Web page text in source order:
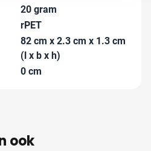
20 gram
rPET
82 cm x 2.3 cm x 1.3 cm
(l x b x h)
0 cm
ook